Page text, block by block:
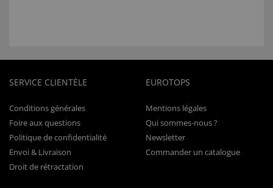
SERVICE CLIENTÈLE
Conditions générales
Foire aux questions
Politique de confidentialité
Envoi & Livraison
Droit de rétractation
EUROTOPS
Mentions légales
Qui sommes-nous ?
Newsletter
Commander un catalogue